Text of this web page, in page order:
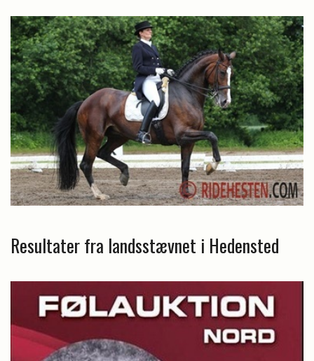
Resultater fra landsstævnet i Hedensted